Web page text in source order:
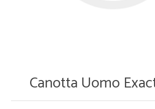
Canotta Uomo